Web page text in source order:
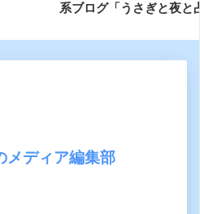
系ブログ「うさぎと夜と
メディア編集部